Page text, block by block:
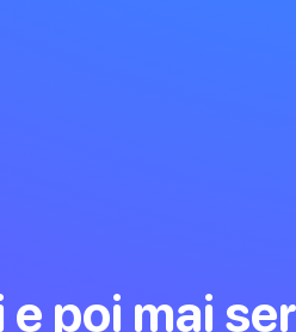
e poi mai